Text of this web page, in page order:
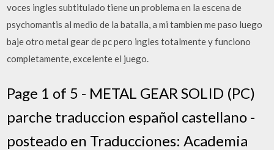
voces ingles subtitulado tiene un problema en la escena de
psychomantis al medio de la batalla, a mi tambien me paso luego
baje otro metal gear de pc pero ingles totalmente y funciono
completamente, excelente el juego.
Page 1 of 5 - METAL GEAR SOLID (PC)
parche traduccion español castellano -
posteado en Traducciones: Academia